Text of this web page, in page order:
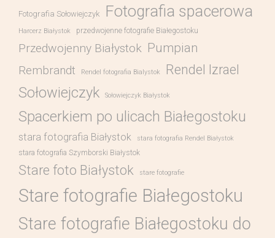
Fotografia Sołowiejczyk Fotografia spacerowa
Harcerz Białystok przedwojenne fotografie Białegostoku
Przedwojenny Białystok Pumpian
Rembrandt Rendel fotografia Bialystok Rendel Izrael
Sołowiejczyk Sołowiejczyk Białystok
Spacerkiem po ulicach Białegostoku
stara fotografia Białystok stara fotografia Rendel Białystok
stara fotografia Szymborski Białystok
Stare foto Białystok stare fotografie
Stare fotografie Białegostoku
Stare fotografie Białegostoku do